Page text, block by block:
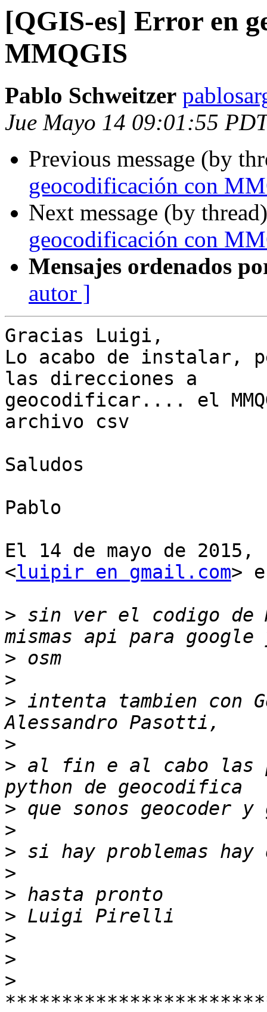
[QGIS-es] Error en
MMQGIS
Pablo Schweitzer
Jue Mayo 14 09:01:55
Previous message (by
geocodificación con
Next message (by
geocodificación con
Mensajes ordenados
autor ]
Gracias Luigi,
Lo acabo de instalar,
las direcciones a
geocodificar.... el
archivo csv
Saludos
Pablo
El 14 de mayo de
<luipir en gmail.com>
> sin ver el codigo de
>
>
> intenta tambien con
>
> al fin e al cabo las
>
>
>
>
>
>
>
>
>